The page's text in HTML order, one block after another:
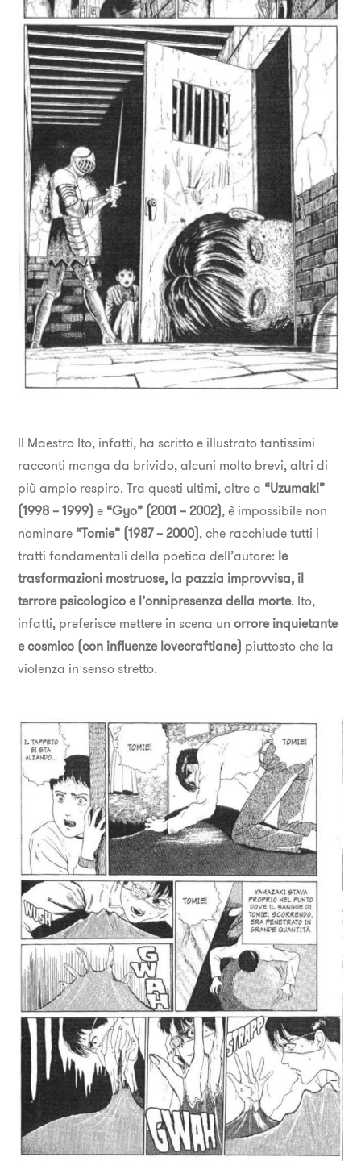
Il Maestro Ito, infatti, ha scritto e illustrato tantissimi
racconti manga da brivido, alcuni molto brevi, altri di
più ampio respiro. Tra questi ultimi, oltre a “Uzumaki”
(1998 – 1999) e “Gyo” (2001 – 2002), è impossibile non
nominare “Tomie” (1987 – 2000), che racchiude tutti i
tratti fondamentali della poetica dell’autore: le
trasformazioni mostruose, la pazzia improvvisa, il
terrore psicologico e l’onnipresenza della morte. Ito,
infatti, preferisce mettere in scena unorrore inquietante
e cosmico (con influenze lovecraftiane) piuttosto che la
violenza in senso stretto.